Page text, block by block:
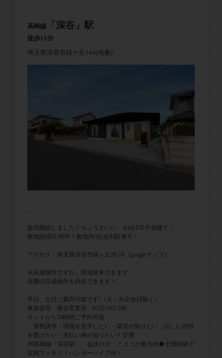
高崎線 「深谷」駅
徒歩11分
埼玉県深谷市緑ケ丘144(地番)
販売開始しました！ちょうどいい 3(4)LDK平屋建て！
敷地面積61.86坪！敷地内3台並列駐車可！
アクセス：埼玉県深谷市緑ヶ丘20-18（googleマップ）
未完成物件ですが、現地見学できます。
近隣の完成物件を内見できます！
平日、土日ご案内可能です!（火・水定休日除く）
東栄住宅 熊谷営業所 0120-767-108
ネットから24時間ご予約可能
・資料請求・現地を見学したい・環境が知りたい・詳しい説明
を受けたい・支払い例が知りたい＊交通
JR高崎線「深谷駅」 徒歩11分 ＊ココが魅力的◆土間収納で
玄関スッキリ！ハンガーパイプ付！